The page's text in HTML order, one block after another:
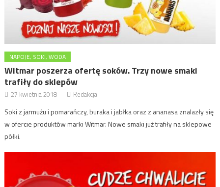
NAPOJE, SOKI, WODA
Witmar poszerza ofertę soków. Trzy nowe smaki
trafiły do sklepów
27 kwietnia 2018 Redakcja
Soki z jarmużu i pomarańczy, buraka i jabłka oraz z ananasa znalazły się
w ofercie produktów marki Witmar. Nowe smaki już trafiły na sklepowe
półki.